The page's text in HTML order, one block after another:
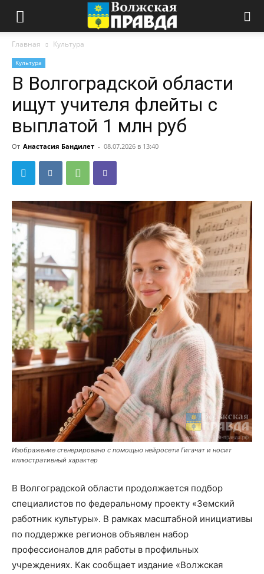
Главная Культура
Культура
В Волгоградской области
ищут учителя флейты с
выплатой 1 млн руб
От Анастасия Бандилет - 08.07.2026 в 13:40
Изображение сгенерировано с помощью нейросети Гигачат и носит
иллюстративный характер
В Волгоградской области продолжается подбор
специалистов по федеральному проекту «Земский
работник культуры». В рамках масштабной инициативы
по поддержке регионов объявлен набор
профессионалов для работы в профильных
учреждениях. Как сообщает издание «Волжская